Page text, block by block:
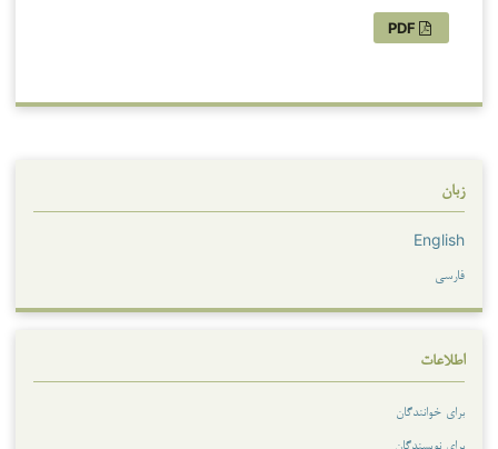
زبان
English
فارسی
اطلاعات
برای خوانندگان
برای نویسندگان